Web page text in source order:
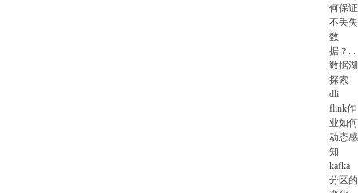
何保证
不丢失
数
据？ ...
数据湖
探索
dli
flink作
业如何
动态感
知
kafka
分区的